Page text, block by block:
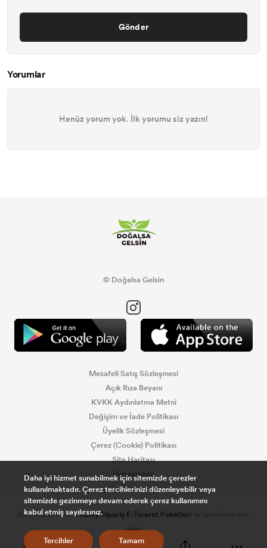
Gönder
Yorumlar
Henüz yorum yok. İlk yorumu siz yazın!
© Doğalsa Gelsin
Mesafeli Satış Sözleşmesi
Açık Rıza Beyanı
KVKK Aydınlatma Metni
Değişim ve İade Politikası
Üyelik Sözleşmesi
Çerez (Cookie) Politikası
Site Haritası
Hakkımızda
Bu e-ticaret sitesiKolay Sipariş E-Ticaret Paketleri
Daha iyi hizmet sunabilmek için sitemizde çerezler
kullanılmaktadır. Çerez tercihlerinizi düzenleyebilir veya
sitemizde gezinmeye devam ederek çerez kullanımını
kabul etmiş sayılırsınız.
Tercihler Tamam